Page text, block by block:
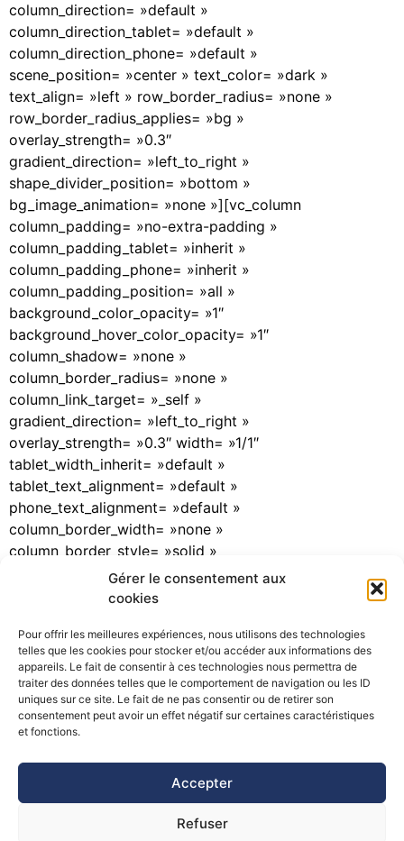
Gérer le consentement aux
cookies
Pour offrir les meilleures expériences, nous utilisons des technologies
telles que les cookies pour stocker et/ou accéder aux informations des
appareils. Le fait de consentir à ces technologies nous permettra de
traiter des données telles que le comportement de navigation ou les ID
uniques sur ce site. Le fait de ne pas consentir ou de retirer son
consentement peut avoir un effet négatif sur certaines caractéristiques
et fonctions.
Accepter
Refuser
column_direction= »default »
column_direction_tablet= »default »
column_direction_phone= »default »
scene_position= »center » text_color= »dark »
text_align= »left » row_border_radius= »none »
row_border_radius_applies= »bg »
overlay_strength= »0.3″
gradient_direction= »left_to_right »
shape_divider_position= »bottom »
bg_image_animation= »none »][vc_column
column_padding= »no-extra-padding »
column_padding_tablet= »inherit »
column_padding_phone= »inherit »
column_padding_position= »all »
background_color_opacity= »1″
background_hover_color_opacity= »1″
column_shadow= »none »
column_border_radius= »none »
column_link_target= »_self »
gradient_direction= »left_to_right »
overlay_strength= »0.3″ width= »1/1″
tablet_width_inherit= »default »
tablet_text_alignment= »default »
phone_text_alignment= »default »
column_border_width= »none »
column_border_style= »solid »
bg_image_animation= »none »][vc_column_text] Les 3
et 4 juin derniers se sont déroulées au Col du Lautaret
Alpins de […]
©Pôle Alpin d’études et de recherche pour la prévention des